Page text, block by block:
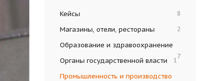
Кейсы 8
Магазины, отели, рестораны 2
Образование и здравоохранение
7
Органы государственной власти 1
Промышленность и производство